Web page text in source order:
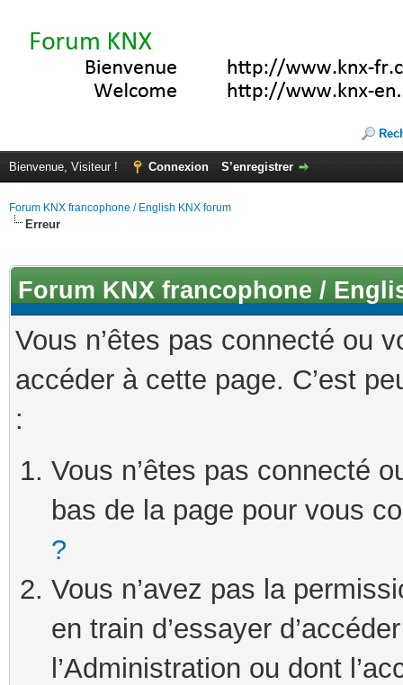
Bienvenue, Visiteur ! Connexion S’enregistrer
Forum KNX francophone / English KNX forum
Erreur
Forum KNX francophone /
Vous n’êtes pas connecté ou
accéder à cette page. C’est
:
Vous n’êtes pas connecté
bas de la page pour vous
?
Vous n’avez pas la
en train d’essayer
l’Administration ou dont